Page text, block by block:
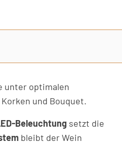
unter optimalen
und Bouquet.
Beleuchtung setzt die
bleibt der Wein